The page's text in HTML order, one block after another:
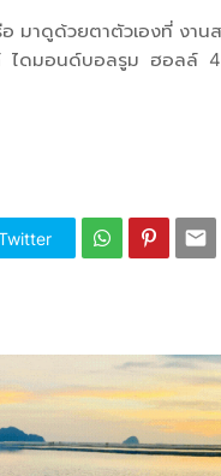
อ มาดูด้วยตาตัวเองที่ ง
ดมอนด์บอลรูม ฮอลล์